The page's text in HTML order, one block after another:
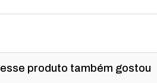
esse produto também gostou